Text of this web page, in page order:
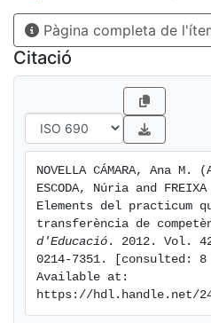
l"estudiant. Per fer-ho
centres de pràctiques i els
reconeguin corresponsables
Pàgina completa de
Citació
NOVELLA CÁMARA, Ana M.
ESCODA, Núria and
Elements del practicum
transferència de
d'Educació . 2012. Vol.
0214-7351. [consulted:
Available at:
https://hdl.handle.net/